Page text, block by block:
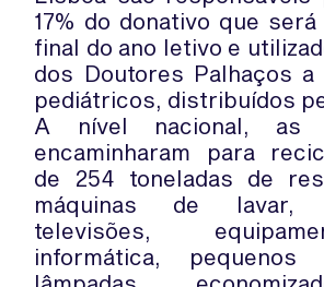
17% do donativo que
final do ano letivo e
dos Doutores Palhaços a
pediátricos, distribuídos
A nível nacional, as
encaminharam para
de 254 toneladas de
máquinas de lavar,
televisões,
informática, pequenos